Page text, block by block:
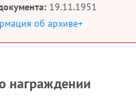
19.11.1951
об архиве+
награждении